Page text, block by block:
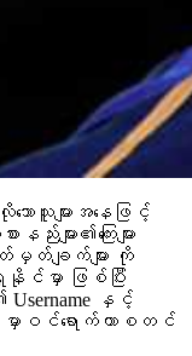
ောသူများအနေဖြင့်
ျား၏ကြေးများ
တ်ချက်များ ကို
ရှုနိုင်မှာ ဖြစ်ပြီး
Username နှင့်
မှာဝင်ရောက်ကာစတင်